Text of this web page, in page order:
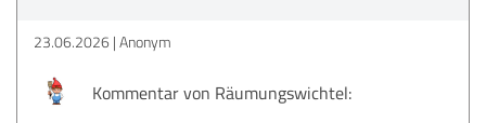
23.06.2026 Anonym
Kommentar von Räumungswichtel: